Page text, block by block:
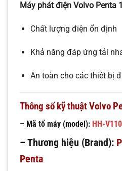
Máy phát điện Volvo Penta
Chất lượng điện ổn định
Khả năng đáp ứng tải
An toàn cho các thiết bị
Thông số kỹ thuật Volvo
– Mã tổ máy (model): HH-
– Thương hiệu (Brand):
Penta